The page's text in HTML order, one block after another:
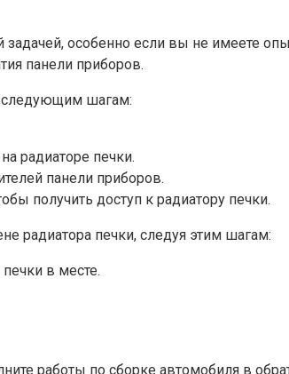
особенно если вы не имеете
панели приборов.
следующим шагам:
радиаторе печки.
панели приборов.
получить доступ к радиатору печки.
радиатора печки, следуя этим шагам:
в месте.
работы по сборке автомобиля в